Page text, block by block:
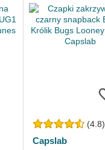
(4.8)
Capslab